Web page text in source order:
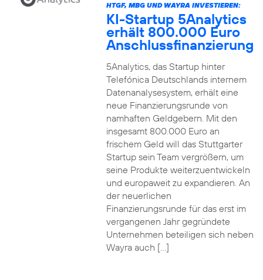
HTGF, MBG UND WAYRA INVESTIEREN:
KI-Startup 5Analytics
erhält 800.000 Euro
Anschlussfinanzierung
5Analytics, das Startup hinter
Telefónica Deutschlands internem
Datenanalysesystem, erhält eine
neue Finanzierungsrunde von
namhaften Geldgebern. Mit den
insgesamt 800.000 Euro an
frischem Geld will das Stuttgarter
Startup sein Team vergrößern, um
seine Produkte weiterzuentwickeln
und europaweit zu expandieren. An
der neuerlichen
Finanzierungsrunde für das erst im
vergangenen Jahr gegründete
Unternehmen beteiligen sich neben
Wayra auch […]